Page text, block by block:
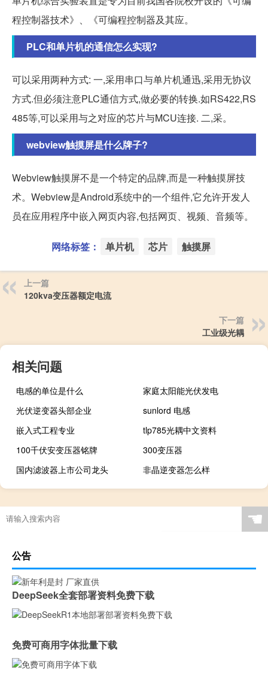
程控制器技术》、《可编程控制器及其应。
PLC和单片机的通信怎么实现?
可以采用两种方式: 一,采用串口与单片机通迅,采用无协议
方式.但必须注意PLC通信方式,做必要的转换.如RS422,RS
485等,可以采用与之对应的芯片与MCU连接. 二,采。
webview触摸屏是什么牌子?
Webview触摸屏不是一个特定的品牌,而是一种触摸屏技
术。Webview是Android系统中的一个组件,它允许开发人
员在应用程序中嵌入网页内容,包括网页、视频、音频等。
网络标签： 单片机 芯片 触摸屏
上一篇
120kva变压器额定电流
下一篇
工业级光耦
相关问题
电感的单位是什么
家庭太阳能光伏发电
光伏逆变器头部企业
sunlord 电感
嵌入式工程专业
tlp785光耦中文资料
100千伏安变压器铭牌
300变压器
国内滤波器上市公司龙头
非晶逆变器怎么样
☚
公告
DeepSeek全套部署资料免费下载
免费可商用字体批量下载